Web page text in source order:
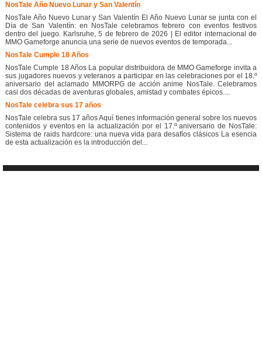
NosTale Año Nuevo Lunar y San Valentín
NosTale Año Nuevo Lunar y San Valentín El Año Nuevo Lunar se junta con el
Día de San Valentín: en NosTale celebramos febrero con eventos festivos
dentro del juego. Karlsruhe, 5 de febrero de 2026 | El editor internacional de
MMO Gameforge anuncia una serie de nuevos eventos de temporada...
NosTale Cumple 18 Años
NosTale Cumple 18 Años La popular distribuidora de MMO Gameforge invita a
sus jugadores nuevos y veteranos a participar en las celebraciones por el 18.º
aniversario del aclamado MMORPG de acción anime NosTale. Celebramos
casi dos décadas de aventuras globales, amistad y combates épicos....
NosTale celebra sus 17 años
NosTale celebra sus 17 años Aquí tienes información general sobre los nuevos
contenidos y eventos en la actualización por el 17.º aniversario de NosTale:
Sistema de raids hardcore: una nueva vida para desafíos clásicos La esencia
de esta actualización es la introducción del...